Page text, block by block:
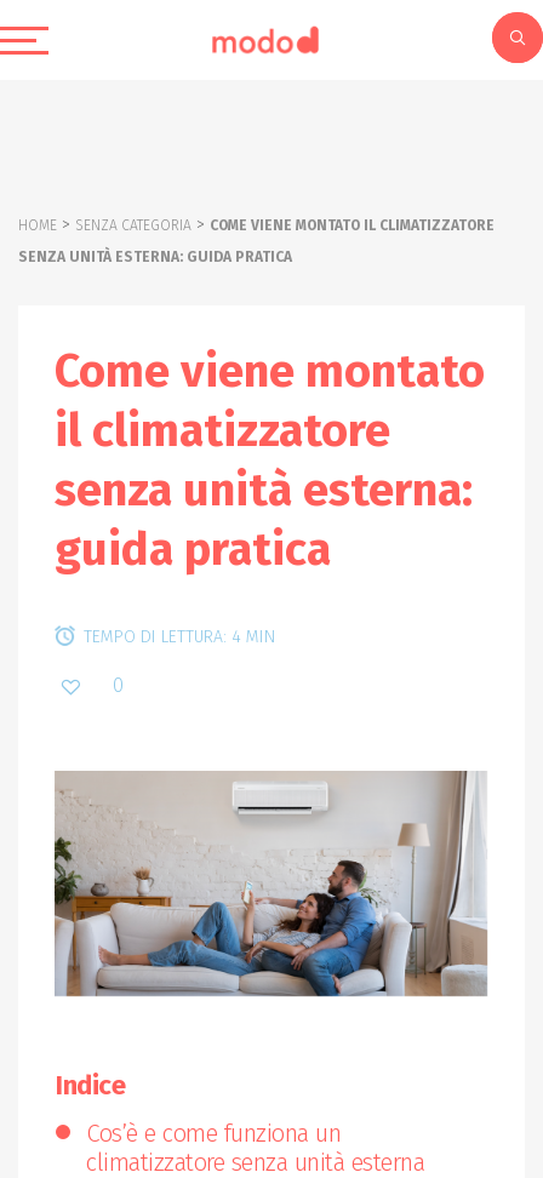
HOME > SENZA CATEGORIA > COME VIENE MONTATO IL CLIMATIZZATORE
SENZA UNITÀ ESTERNA: GUIDA PRATICA
Come viene montato
il climatizzatore
senza unità esterna:
guida pratica
TEMPO DI LETTURA: 4 MIN
0
Indice
Cos’è e come funziona un
climatizzatore senza unità esterna